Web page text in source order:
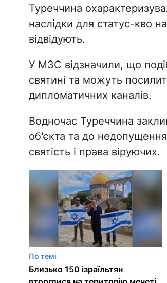
Туреччина
наслідки для статус-кво
відвідують.
У МЗС відзначили, що
святині та можуть
дипломатичних каналів.
Водночас Туреччина
об'єкта та до
святість і права віруючих.
По темі
Близько 150 ізраїльтян